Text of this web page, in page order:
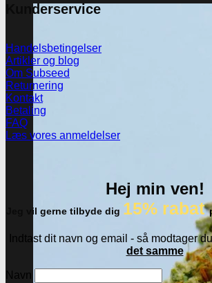
Kunderservice
Handelsbetingelser
Artikler og blog
Om Subseed
Returnering
Kontakt
Betaling
FAQ
Læs vores anmeldelser
Hej min ven!
Jeg vil gerne tilbyde dig 15% rabat
Indtast dit navn og email - så modtager
det samme
Navn